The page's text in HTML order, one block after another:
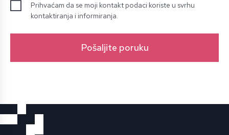
Prihvaćam da se moji kontakt podaci koriste u svrhu
kontaktiranja i informiranja.